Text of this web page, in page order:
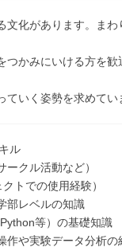
化があります。ま
かみにいける方を
いく姿勢を求めて
ル
クル活動など）
トでの使用経験）
部レベルの知識
等）の基礎知識
作や実験データ分析の